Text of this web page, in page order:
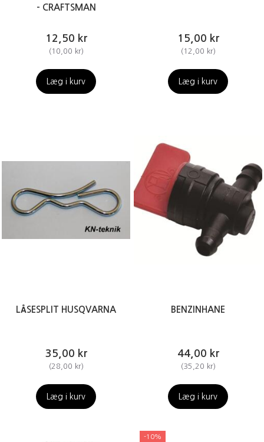
- CRAFTSMAN
12,50 kr
( 10,00 kr)
Læg i kurv
15,00 kr
( 12,00 kr)
Læg i kurv
LÅSESPLIT HUSQVARNA
35,00 kr
(28,00 kr)
Læg i kurv
BENZINHANE
44,00 kr
(35,20 kr)
Læg i kurv
-10%